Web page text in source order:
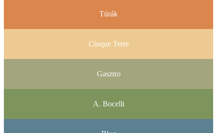
Túrák
Cinque Terre
Gasztro
A. Bocelli